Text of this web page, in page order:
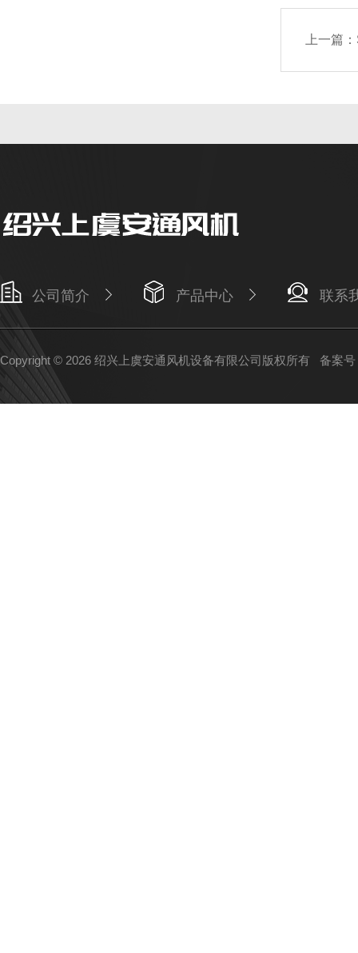
上一篇：
公司简介 产品中心 联系
Copyright © 2026 绍兴上虞安通风机设备有限公司版权所有 备案号